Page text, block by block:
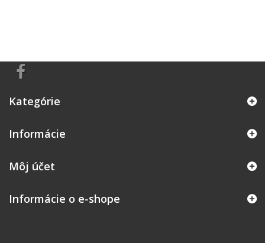
Kategórie
Informácie
Môj účet
Informácie o e-shope